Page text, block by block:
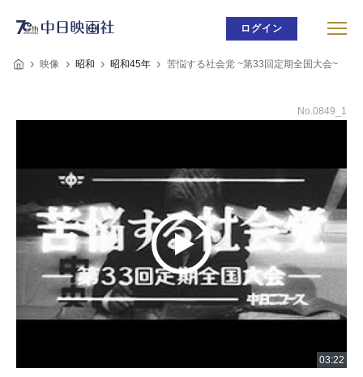
ログイン
映像 昭和 昭和45年 苦悩する社会党 ~第33回定期全国大会~
No.0849_1